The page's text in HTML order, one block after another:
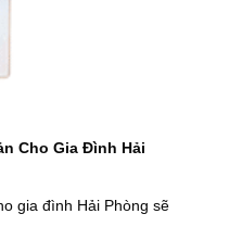
Cho Gia Đình Hải
gia đình Hải Phòng sẽ